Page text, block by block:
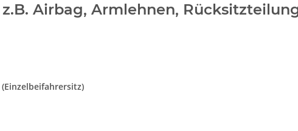
Airbag, Armlehnen,